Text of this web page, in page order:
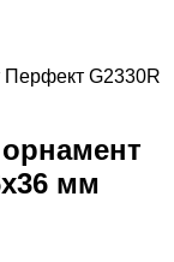
Перфект G2330R
мм